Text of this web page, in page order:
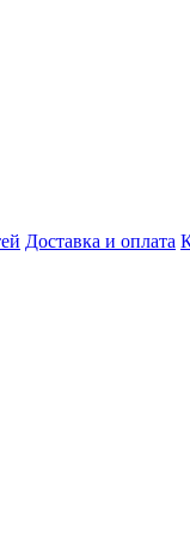
Доставка и оплата